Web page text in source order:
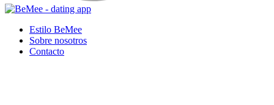
Estilo BeMee
Sobre nosotros
Contacto